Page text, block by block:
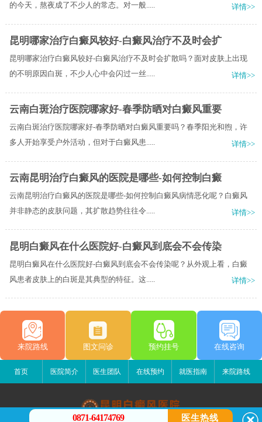
的今天，熬夜成了不少人的常态。对一般.....
详情>>
昆明哪家治疗白癜风较好-白癜风治疗不及时会扩
昆明哪家治疗白癜风较好-白癜风治疗不及时会扩散吗？面对皮肤上出现
的不明原因白斑，不少人心中会闪过一丝.....
详情>>
云南白斑治疗医院哪家好-春季防晒对白癜风重要
云南白斑治疗医院哪家好-春季防晒对白癜风重要吗？春季阳光和煦，许
多人开始享受户外活动，但对于白癜风患.....
详情>>
云南昆明治疗白癜风的医院是哪些-如何控制白癜
云南昆明治疗白癜风的医院是哪些-如何控制白癜风病情恶化呢？白癜风
并非静态的皮肤问题，其扩散趋势往往令.....
详情>>
昆明白癜风在什么医院好-白癜风到底会不会传染
昆明白癜风在什么医院好-白癜风到底会不会传染呢？从外观上看，白癜
风患者皮肤上的白斑是其典型的特征。这.....
详情>>
来院路线 图文问诊 预约挂号 在线咨询
首页 医院简介 医生团队 在线预约 就医指南 来院路线
0871-64174769 医生热线